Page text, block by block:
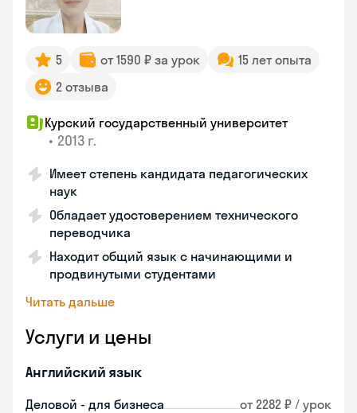
5 от 1590 ₽ за урок
15 лет опыта
2 отзыва
Курский государственный университет
• 2013 г.
Имеет степень кандидата педагогических
наук
Обладает удостоверением технического
переводчика
Находит общий язык с начинающими и
продвинутыми студентами
Читать дальше
Услуги и цены
Английский язык
Деловой - для бизнеса от 2282 ₽ / урок